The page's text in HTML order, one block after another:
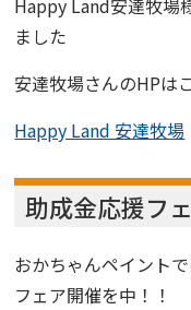
Happy Land安達牧場
ました
安達牧場さんのHPは
Happy Land 安達牧場
助成金応援フ
おかちゃんペイント
フェア開催を中！！